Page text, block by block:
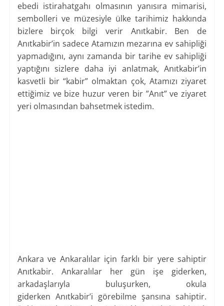
ebedi istirahatgahı olmasının yanısıra mimarisi,
sembolleri ve müzesiyle ülke tarihimiz hakkında
bizlere birçok bilgi verir Anıtkabir. Ben de
Anıtkabir’in sadece Atamızın mezarına ev sahipliği
yapmadığını, aynı zamanda bir tarihe ev sahipliği
yaptığını sizlere daha iyi anlatmak, Anıtkabir’in
kasvetli bir “kabir” olmaktan çok, Atamızı ziyaret
ettiğimiz ve bize huzur veren bir ”Anıt” ve ziyaret
yeri olmasından bahsetmek istedim.
Ankara ve Ankaralılar için farklı bir yere sahiptir
Anıtkabir. Ankaralılar her gün işe giderken,
arkadaşlarıyla buluşurken, okula
giderken Anıtkabir’i görebilme şansına sahiptir.